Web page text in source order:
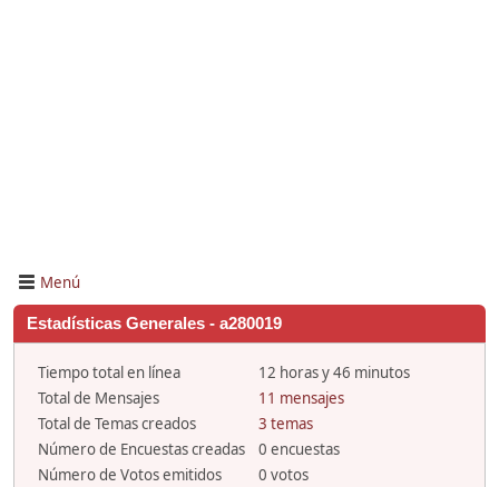
Menú
Estadísticas Generales - a280019
Tiempo total en línea
12 horas y 46 minutos
Total de Mensajes
11 mensajes
Total de Temas creados
3 temas
Número de Encuestas creadas
0 encuestas
Número de Votos emitidos
0 votos